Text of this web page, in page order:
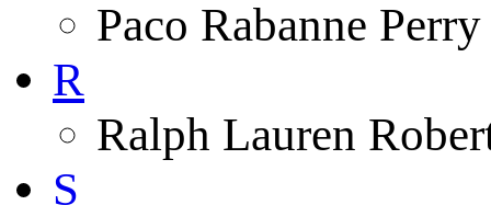
Paco Rabanne
R
Ralph Lauren
S